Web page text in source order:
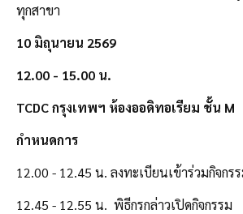
ทุกสาขา
10 มิถุนายน 2569
12.00 - 15.00 น.
TCDC กรุงเทพฯ ห้องออดิทอเรียม ชั้น M
กำหนดการ
12.00 - 12.45 น. ลงทะเบียนเข้าร่วมกิจกร
12.45 - 12.55 น. พิธีกรกล่าวเปิดกิจกรรม